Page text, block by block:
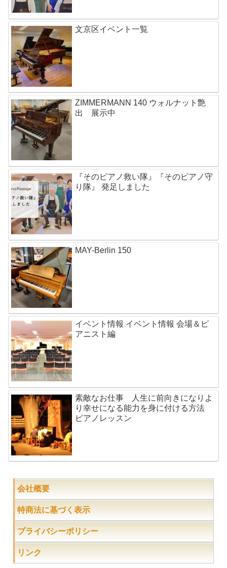
文京区イベント一覧
ZIMMERMANN 140 ウォルナット艶
出 展示中
『そのピアノ救い隊』『そのピアノ守
り隊』 発足しました
MAY-Berlin 150
イベント情報 イベント情報 会場＆ピ
アニスト編
素敵なお仕事 人生に前向きになりよ
り幸せになる能力を身に付ける方法
ピアノレッスン
会社概要
特商法に基づく表示
プライバシーポリシー
リンク